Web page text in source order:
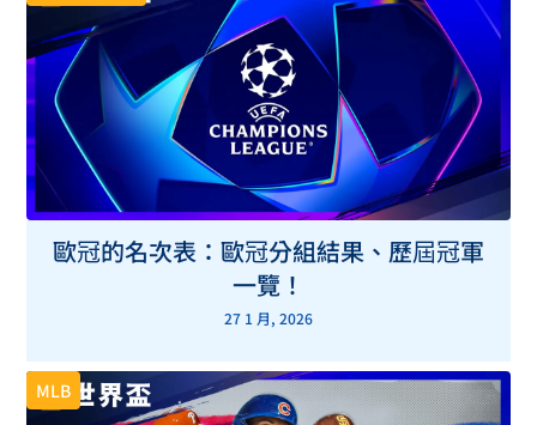
歐冠的名次表：歐冠分組結果、歷屆冠軍
一覽！
27 1 月, 2026
MLB